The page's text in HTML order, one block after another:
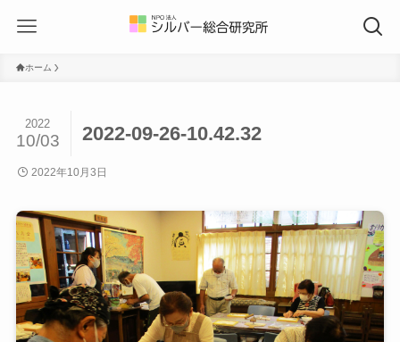
ホーム
2022-09-26-10.42.32
2022
10/03
2022年10月3日